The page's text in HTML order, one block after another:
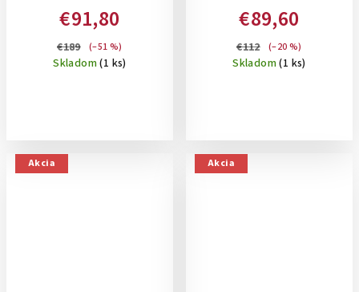
VZOROM, STREDNÁ - HNEDÁ
€91,80
€189 (–51 %)
Skladom(1 ks)
VZOROM SO ŠEDOU
METALICKOU RETIAZKOU,
PEŇAŽENKOU- ČIERNA
€89,60
€112 (–20 %)
Skladom(1 ks)
Akcia Akcia